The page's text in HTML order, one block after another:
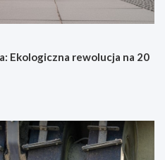
Ekologiczna rewolucja na 20